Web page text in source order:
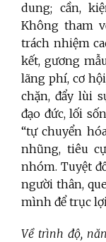
dung; cần,
Không tham
trách nhiệm
kết, gương
lãng phí, cơ
chặn, đẩy lùi
đạo đức, lối
“tự chuyển
nhũng, tiêu
nhóm. Tuyệt
người thân,
mình để trục
Về trình độ,